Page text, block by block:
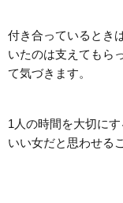
付き合っているとき
いたのは支えてもら
て気づきます。
1人の時間を大切に
いい女だと思わせる